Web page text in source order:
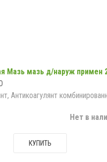
Мазь мазь д/наруж примен
Антикоагулянт
Нет в
КУПИТЬ